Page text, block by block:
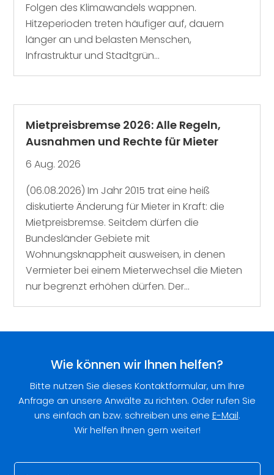
Folgen des Klimawandels wappnen.
Hitzeperioden treten häufiger auf, dauern
länger an und belasten Menschen,
Infrastruktur und Stadtgrün...
Mietpreisbremse 2026: Alle Regeln,
Ausnahmen und Rechte für Mieter
6 Aug. 2026
(06.08.2026) Im Jahr 2015 trat eine heiß
diskutierte Änderung für Mieter in Kraft: die
Mietpreisbremse. Seitdem dürfen die
Bundesländer Gebiete mit
Wohnungsknappheit ausweisen, in denen
Vermieter bei einem Mieterwechsel die Mieten
nur begrenzt erhöhen dürfen. Der...
Wie können wir Ihnen helfen?
Bitte nutzen Sie dieses Kontaktformular, um Ihre
Anfrage an unsere Anwälte zu richten. Oder rufen Sie
uns einfach an bzw. schreiben uns eine E-Mail.
Wir helfen Ihnen gern weiter!